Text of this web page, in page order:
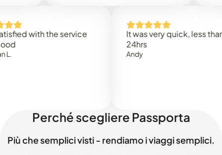
with the service
It was very quick, less than
Perché scegliere Passporta
Più che semplici visti - rendiamo i viaggi semplici.